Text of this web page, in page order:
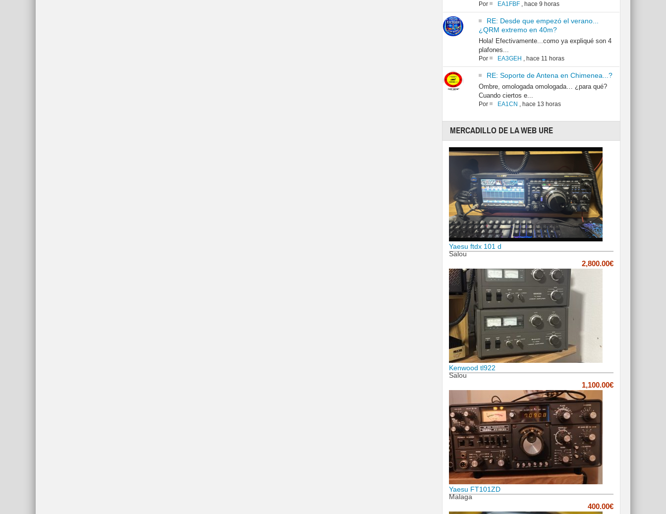
Por EA1FBF, hace 9 horas
RE: Desde que empezó el verano...
¿QRM extremo en 40m?
Hola! Efectivamente...como ya expliqué son 4
plafones...
Por EA3GEH , hace 11 horas
RE: Soporte de Antena en Chimenea...?
Ombre, omologada omologada… ¿para qué?
Cuando ciertos e...
Por EA1CN , hace 13 horas
MERCADILLO DE LA WEB URE
Yaesu ftdx 101 d
Salou
2,800.00€
Kenwood tl922
Salou
1,100.00€
Yaesu FT101ZD
Malaga
400.00€